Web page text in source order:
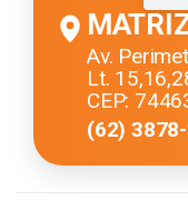
Av.
Lt.
CEP:
(62)